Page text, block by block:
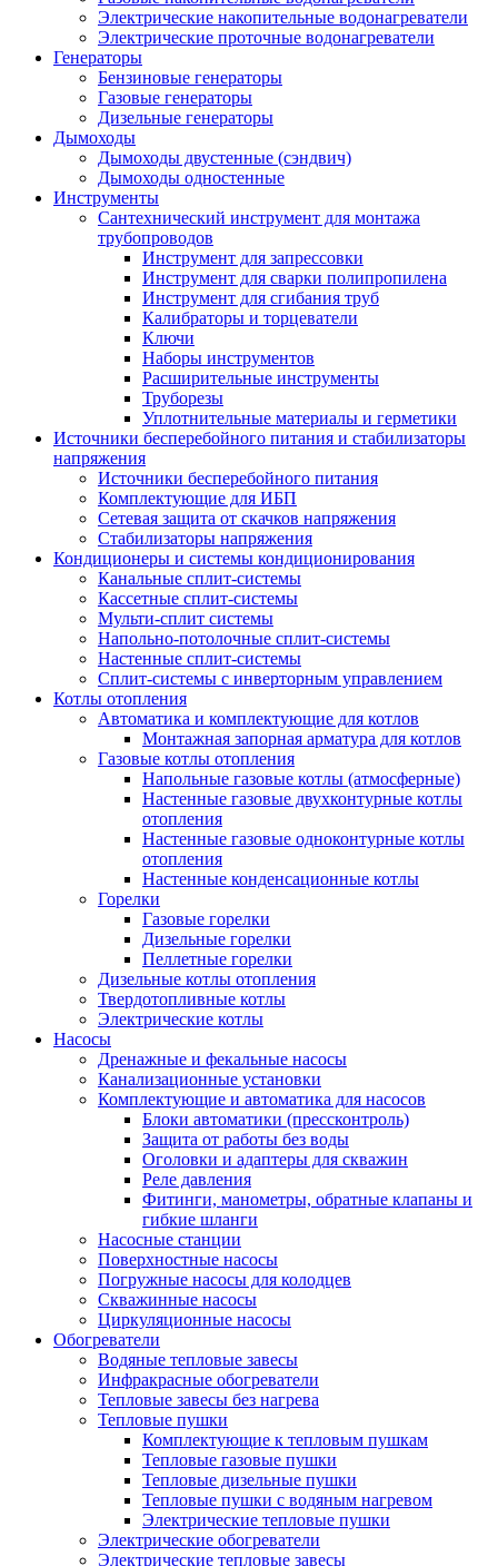
Электрические накопительные водонагреватели
Электрические проточные водонагреватели
Генераторы
Бензиновые генераторы
Газовые генераторы
Дизельные генераторы
Дымоходы
Дымоходы двустенные (сэндвич)
Дымоходы одностенные
Инструменты
Сантехнический инструмент для монтажа
трубопроводов
Инструмент для запрессовки
Инструмент для сварки полипропилена
Инструмент для сгибания труб
Калибраторы и торцеватели
Ключи
Наборы инструментов
Расширительные инструменты
Труборезы
Уплотнительные материалы и герметики
Источники бесперебойного питания и стабилизаторы
напряжения
Источники бесперебойного питания
Комплектующие для ИБП
Сетевая защита от скачков напряжения
Стабилизаторы напряжения
Кондиционеры и системы кондиционирования
Канальные сплит-системы
Кассетные сплит-системы
Мульти-сплит системы
Напольно-потолочные сплит-системы
Настенные сплит-системы
Сплит-системы с инверторным управлением
Котлы отопления
Автоматика и комплектующие для котлов
Монтажная запорная арматура для котлов
Газовые котлы отопления
Напольные газовые котлы (атмосферные)
Настенные газовые двухконтурные котлы
отопления
Настенные газовые одноконтурные котлы
отопления
Настенные конденсационные котлы
Горелки
Газовые горелки
Дизельные горелки
Пеллетные горелки
Дизельные котлы отопления
Твердотопливные котлы
Электрические котлы
Насосы
Дренажные и фекальные насосы
Канализационные установки
Комплектующие и автоматика для насосов
Блоки автоматики (прессконтроль)
Защита от работы без воды
Оголовки и адаптеры для скважин
Реле давления
Фитинги, манометры, обратные клапаны и
гибкие шланги
Насосные станции
Поверхностные насосы
Погружные насосы для колодцев
Скважинные насосы
Циркуляционные насосы
Обогреватели
Водяные тепловые завесы
Инфракрасные обогреватели
Тепловые завесы без нагрева
Тепловые пушки
Комплектующие к тепловым пушкам
Тепловые газовые пушки
Тепловые дизельные пушки
Тепловые пушки с водяным нагревом
Электрические тепловые пушки
Электрические обогреватели
Электрические тепловые завесы